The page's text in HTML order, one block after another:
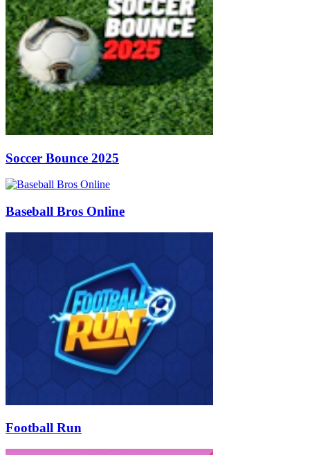
Soccer Bounce 2025
Baseball Bros Online
Football Run